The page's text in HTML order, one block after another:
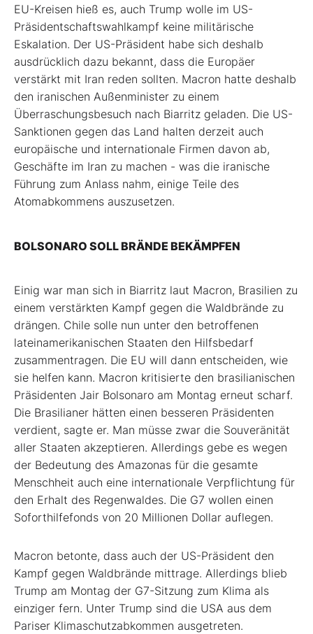
EU-Kreisen hieß es, auch Trump wolle im US-
Präsidentschaftswahlkampf keine militärische
Eskalation. Der US-Präsident habe sich deshalb
ausdrücklich dazu bekannt, dass die Europäer
verstärkt mit Iran reden sollten. Macron hatte deshalb
den iranischen Außenminister zu einem
Überraschungsbesuch nach Biarritz geladen. Die US-
Sanktionen gegen das Land halten derzeit auch
europäische und internationale Firmen davon ab,
Geschäfte im Iran zu machen - was die iranische
Führung zum Anlass nahm, einige Teile des
Atomabkommens auszusetzen.
BOLSONARO SOLL BRÄNDE BEKÄMPFEN
Einig war man sich in Biarritz laut Macron, Brasilien zu
einem verstärkten Kampf gegen die Waldbrände zu
drängen. Chile solle nun unter den betroffenen
lateinamerikanischen Staaten den Hilfsbedarf
zusammentragen. Die EU will dann entscheiden, wie
sie helfen kann. Macron kritisierte den brasilianischen
Präsidenten Jair Bolsonaro am Montag erneut scharf.
Die Brasilianer hätten einen besseren Präsidenten
verdient, sagte er. Man müsse zwar die Souveränität
aller Staaten akzeptieren. Allerdings gebe es wegen
der Bedeutung des Amazonas für die gesamte
Menschheit auch eine internationale Verpflichtung für
den Erhalt des Regenwaldes. Die G7 wollen einen
Soforthilfefonds von 20 Millionen Dollar auflegen.
Macron betonte, dass auch der US-Präsident den
Kampf gegen Waldbrände mittrage. Allerdings blieb
Trump am Montag der G7-Sitzung zum Klima als
einziger fern. Unter Trump sind die USA aus dem
Pariser Klimaschutzabkommen ausgetreten.